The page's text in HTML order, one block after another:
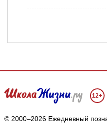
12+
© 2000–2026 Ежедневный